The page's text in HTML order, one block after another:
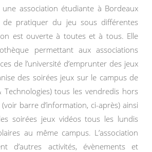
une association étudiante à Bordeaux
de pratiquer du jeu sous différentes
est ouverte à toutes et à tous. Elle
permettant aux associations
de l’université d’emprunter des jeux
des soirées jeux sur le campus de
Technologies) tous les vendredis hors
barre d’information, ci-après) ainsi
soirées jeux vidéos tous les lundis
au même campus. L’association
d’autres activités, évènements et